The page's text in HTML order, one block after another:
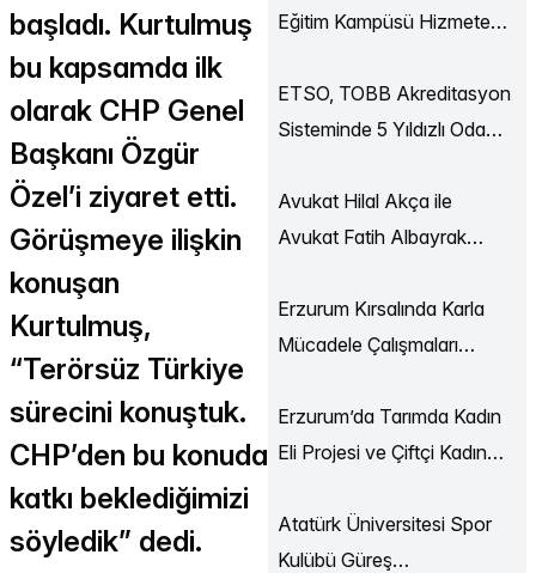
başladı. Kurtulmuş
bu kapsamda ilk
olarak CHP Genel
Başkanı Özgür
Özel’i ziyaret etti.
Görüşmeye ilişkin
konuşan
Kurtulmuş,
“Terörsüz Türkiye
sürecini konuştuk.
CHP’den bu konuda
katkı beklediğimizi
söyledik” dedi.
Eğitim Kampüsü Hizmete
ETSO, TOBB Akreditasyon
Sisteminde 5 Yıldızlı Oda
Avukat Hilal Akça ile
Avukat Fatih Albayrak
Erzurum Kırsalında Karla
Mücadele Çalışmaları
Erzurum’da Tarımda Kadın
Eli Projesi ve Çiftçi Kadın
Atatürk Üniversitesi Spor
Kulübü Güreş